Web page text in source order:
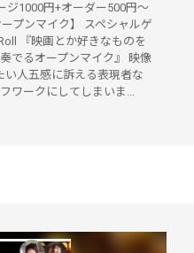
ジ1000円+オーダー500円～
プンマイク】 スペシャルゲ
『映画とか好きなものを
でるオープンマイク』 映像
い人五感に訴える表現者な
ワークにしてしまいま...